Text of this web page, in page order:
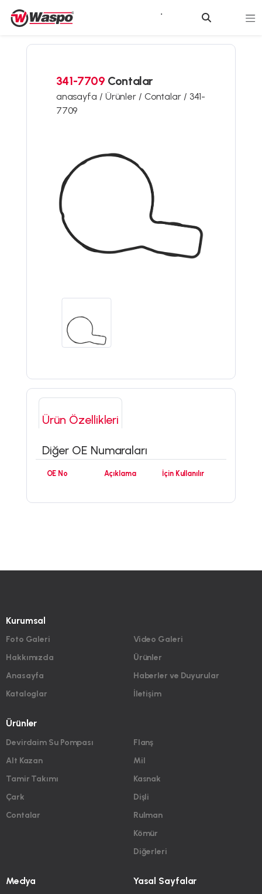
341-7709 Contalar
anasayfa / Ürünler / Contalar / 341-
7709
Ürün Özellikleri
Diğer OE Numaraları
OE No Açıklama İçin Kullanılır
Kurumsal
Foto Galeri
Hakkımızda
Anasayfa
Kataloglar
Video Galeri
Ürünler
Haberler ve Duyurular
İletişim
Ürünler
Devirdaim Su Pompası
Alt Kazan
Tamir Takımı
Çark
Contalar
Flanş
Mil
Kasnak
Dişli
Rulman
Kömür
Diğerleri
Medya Yasal Sayfalar